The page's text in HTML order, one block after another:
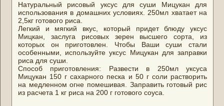
Натуральный рисовый уксус для суши Мицукан для
использования в домашних условиях. 250мл хватает на
2,5кг готового риса.
Легкий и мягкий вкус, который придет блюду уксус
Мицкан, заслуга рисовых зерен высшего сорта, из
которых он приготовлен. Чтобы Ваши суши стали
особенными, используйте уксус Мицукан для заправки
риса для суши.
Способ приготовления: Развести в 250мл уксуса
Мицукан 150 г сахарного песка и 50 г соли растворить
на медленном огне помешивая. Заправить готовый рис
из расчета 1 кг риса на 200 г готового соуса.